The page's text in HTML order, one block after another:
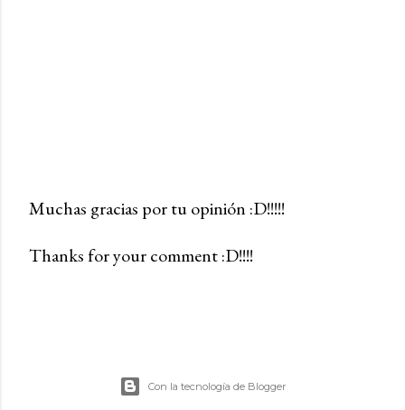
u
Muchas gracias por tu opinión :D!!!!!
Thanks for your comment :D!!!!
Con la tecnología de Blogger